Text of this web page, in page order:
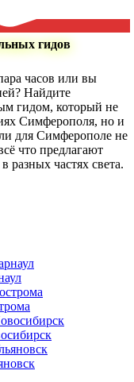
гидов
часов или вы
Найдите
гидом, который не
Симферополя, но и
для Симферополе не
что предлагают
разных частях света.